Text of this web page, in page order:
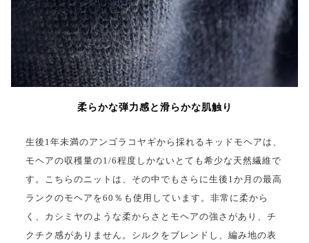
柔らかな弾力感と滑らかな肌触り
生後1年未満のアンゴラコヤギから採れるキッドモヘアは、
モヘアの収穫量の1/6程度しかないとても希少な天然繊維で
す。こちらのニットは、その中でもさらに生後1か月の最高
ランクのモヘアを60％も使用しています。非常に柔から
く、カシミヤのような柔からさとモヘアの強さがあり、チ
クチク感がありません。シルクをブレンドし、編み地の表